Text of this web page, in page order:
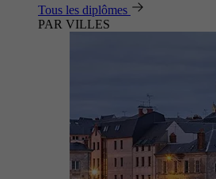
Tous les diplômes
PAR VILLES